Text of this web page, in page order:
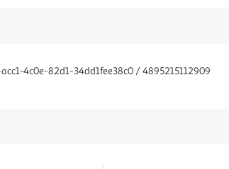
4c0e-82d1-34dd1fee38c0 / 4895215112909